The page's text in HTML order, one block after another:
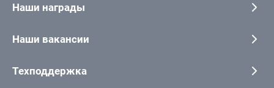
Наши награды
Наши вакансии
Техподдержка